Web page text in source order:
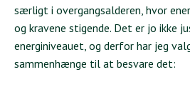
særligt i overgangsalderen, hvor
og kravene stigende. Det er jo ikke
energiniveauet, og derfor har jeg
sammenhænge til at besvare det: